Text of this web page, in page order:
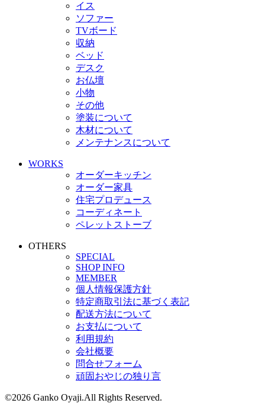
イス
ソファー
TVボード
収納
ベッド
デスク
お仏壇
小物
その他
塗装について
木材について
メンテナンスについて
WORKS
オーダーキッチン
オーダー家具
住宅プロデュース
コーディネート
ペレットストーブ
OTHERS
SPECIAL
SHOP INFO
MEMBER
個人情報保護方針
特定商取引法に基づく表記
配送方法について
お支払について
利用規約
会社概要
問合せフォーム
頑固おやじの独り言
©2026 Ganko Oyaji.All Rights Reserved.